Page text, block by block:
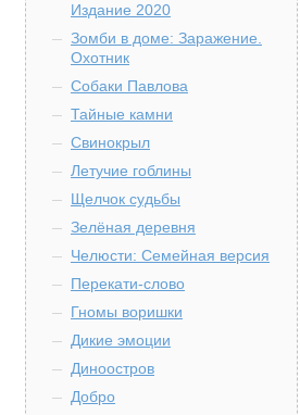
Издание 2020
Зомби в доме: Заражение.
Охотник
Собаки Павлова
Тайные камни
Свинокрыл
Летучие гоблины
Щелчок судьбы
Зелёная деревня
Челюсти: Семейная версия
Перекати-слово
Гномы воришки
Дикие эмоции
Диноостров
Добро